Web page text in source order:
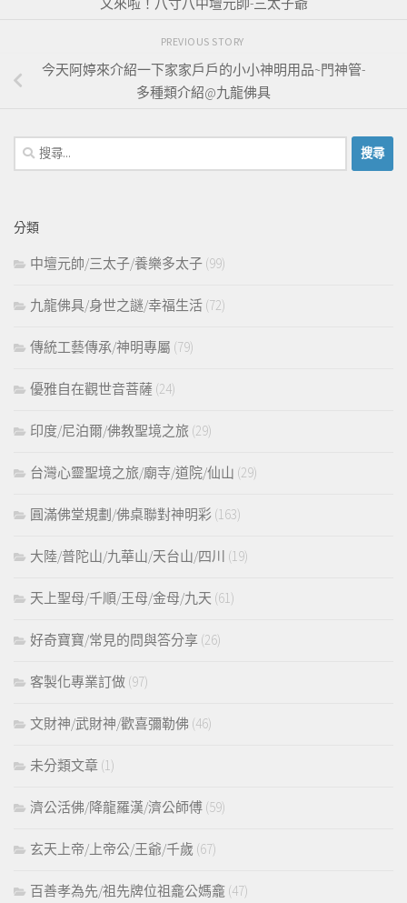
PREVIOUS STORY
今天阿婷來介紹一下家家戶戶的小小神明用品~門神管-
多種類介紹@九龍佛具
搜
尋
字:
分類
中壇元帥/三太子/養樂多太子 (99)
九龍佛具/身世之謎/幸福生活 (72)
傳統工藝傳承/神明專屬 (79)
優雅自在觀世音菩薩 (24)
印度/尼泊爾/佛教聖境之旅 (29)
台灣心靈聖境之旅/廟寺/道院/仙山 (29)
圓滿佛堂規劃/佛桌聯對神明彩 (163)
大陸/普陀山/九華山/天台山/四川 (19)
天上聖母/千順/王母/金母/九天 (61)
好奇寶寶/常見的問與答分享 (26)
客製化專業訂做 (97)
文財神/武財神/歡喜彌勒佛 (46)
未分類文章 (1)
濟公活佛/降龍羅漢/濟公師傅 (59)
玄天上帝/上帝公/王爺/千歲 (67)
百善孝為先/祖先牌位祖龕公媽龕 (47)